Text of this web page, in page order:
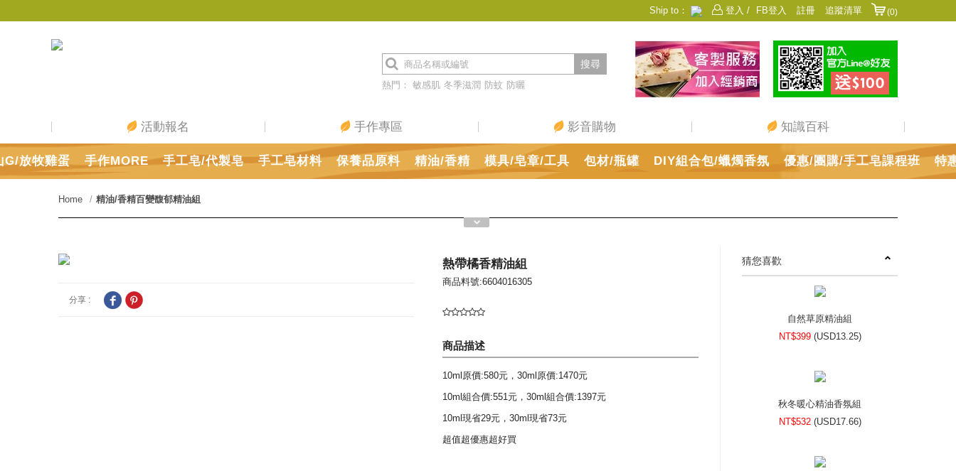
登入 / FB登入 註冊 追蹤清單
Ship to：
香港 日本 中國
澳門 美國 新加坡
熱門： 敏感肌 冬季滋潤 防蚊 防曬
搜尋
G/放牧雞蛋 手作MORE 手工皂/代製皂 手工皂材料 保養品原料 精油/香精 模具/皂章/工具 包材/瓶罐 DIY組合包/蠟燭香氛 優惠/團購/手工皂課程班 特
(0)
活動報名 手作專區 影音購物 知識百科
Home 精油/香精百變馥郁精油組
分享 :
熱帶橘香精油組
商品料號:6604016305
商品描述
10ml原價:580元，30ml原價:1470元
10ml組合價:551元，30ml組合價:1397元
10ml現省29元，30ml現省73元
超值超優惠超好買
猜您喜歡
自然草原精油組
NT$399 (USD13.25)
秋冬暖心精油香氛組
NT$532 (USD17.66)